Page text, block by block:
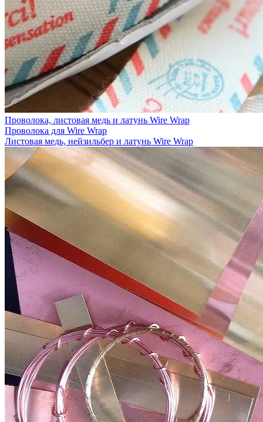
Проволока, листовая медь и латунь Wire Wrap
Проволока для Wire Wrap
Листовая медь, нейзильбер и латунь Wire Wrap